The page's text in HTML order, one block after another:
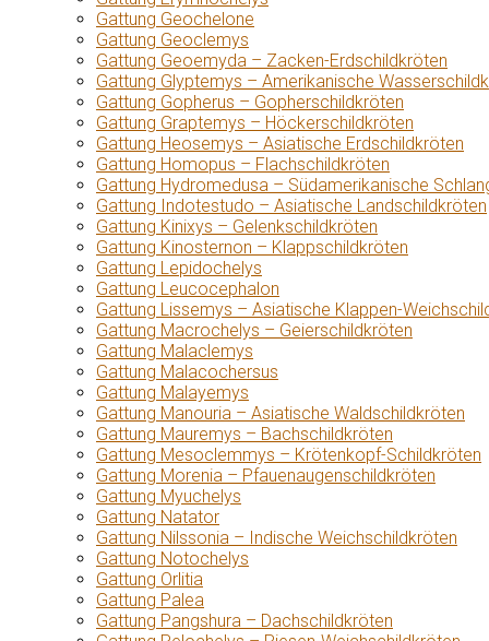
Gattung Geochelone
Gattung Geoclemys
Gattung Geoemyda – Zacken-Erdschildkröten
Gattung Glyptemys – Amerikanische
Gattung Gopherus – Gopherschildkröten
Gattung Graptemys – Höckerschildkröten
Gattung Heosemys – Asiatische Erdschildkröten
Gattung Homopus – Flachschildkröten
Gattung Hydromedusa – Südamerikanische
Gattung Indotestudo – Asiatische Landschildkröten
Gattung Kinixys – Gelenkschildkröten
Gattung Kinosternon – Klappschildkröten
Gattung Lepidochelys
Gattung Leucocephalon
Gattung Lissemys – Asiatische Klappen-
Gattung Macrochelys – Geierschildkröten
Gattung Malaclemys
Gattung Malacochersus
Gattung Malayemys
Gattung Manouria – Asiatische Waldschildkröten
Gattung Mauremys – Bachschildkröten
Gattung Mesoclemmys – Krötenkopf-Schildkröten
Gattung Morenia – Pfauenaugenschildkröten
Gattung Myuchelys
Gattung Natator
Gattung Nilssonia – Indische Weichschildkröten
Gattung Notochelys
Gattung Orlitia
Gattung Palea
Gattung Pangshura – Dachschildkröten